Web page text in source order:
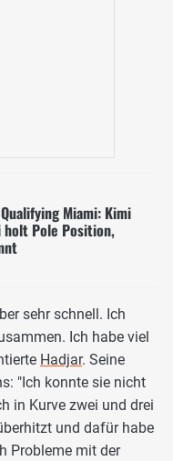
Miami: Kimi
Pole Position,
sehr schnell. Ich
Ich habe viel
Hadjar. Seine
"Ich konnte sie nicht
in Kurve zwei und drei
und dafür habe
Probleme mit der